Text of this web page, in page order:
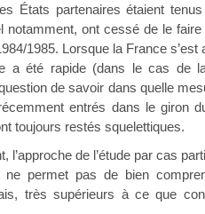
États partenaires étaient
notamment, ont cessé de le
1985. Lorsque la France
a été rapide (dans le cas de
de savoir dans quelle
entrés dans le giron
toujours restés squelettiques.
l’approche de l’étude par cas
ne permet pas de bien
très supérieurs à ce que